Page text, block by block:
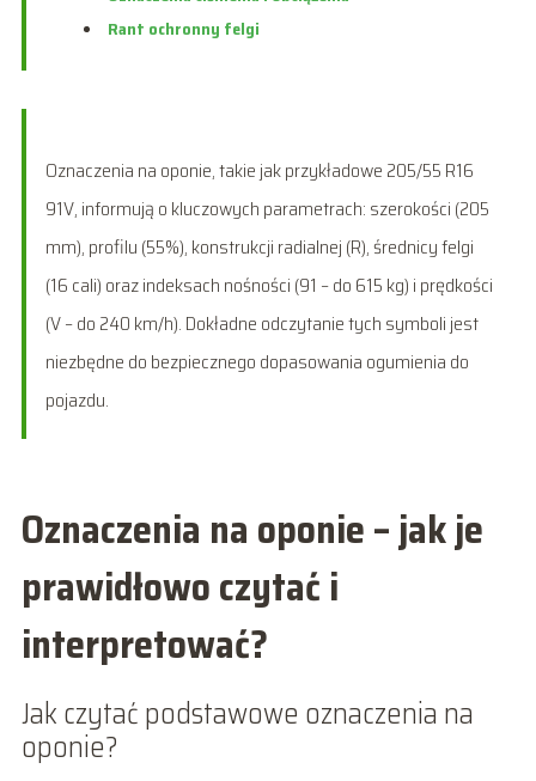
Rant ochronny felgi
Oznaczenia na oponie, takie jak przykładowe 205/55 R16
91V, informują o kluczowych parametrach: szerokości (205
mm), profilu (55%), konstrukcji radialnej (R), średnicy felgi
(16 cali) oraz indeksach nośności (91 – do 615 kg) i prędkości
(V – do 240 km/h). Dokładne odczytanie tych symboli jest
niezbędne do bezpiecznego dopasowania ogumienia do
pojazdu.
Oznaczenia na oponie – jak je
prawidłowo czytać i
interpretować?
Jak czytać podstawowe oznaczenia na
oponie?